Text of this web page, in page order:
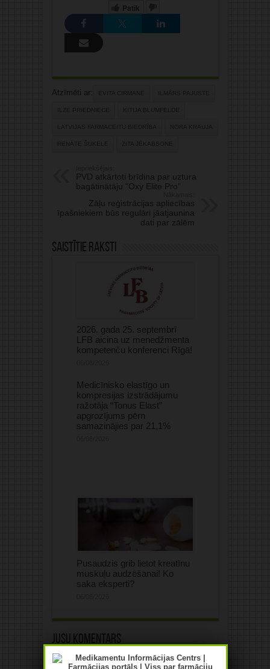
Patīk
Atzīmēti ar: EVITA CIRMANE ILMĀRS PAJUSTE
ILZE PRIEDNIECE KITIJA BLUMFELDE
LATVIJAS FARMACEITU BIEDRĪBA NORA KRAUJA
RENĀTE ŠUKELE ZITA JĒKABSONE
PVD atkārtoti brīdina par uztura
bagātinātāju “Oxy Elite Pro”
Zāļu reģistrācijas apliecības
īpašniekiem būs regulāri jāatjaunina
dati par zālēm
Saistītie raksti
2026. gada 25. septembrī
LFB aicina uz menedžmenta
kompetenču konferenci Rīgā!
Medicīnisko elastīgo un
kompresijas izstrādājumu
ražotāja “Tonus Elast”
apgrozījums pērn
samazinājies par 21,1%
Pusaudzis grib lietot kreatīnu
muskuļu audzēšanai! Ko
saka eksperti?
Jūsu komentārs
Jūsu e-pasta adrese netiks